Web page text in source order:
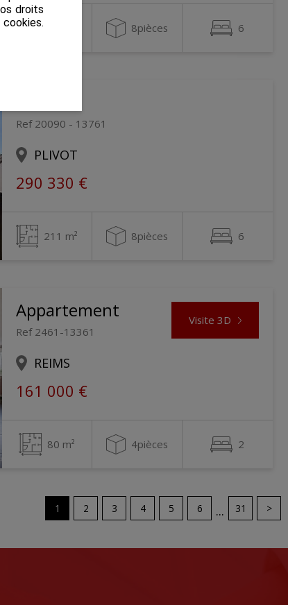
8pièces 6
Ref 20090 - 13761
PLIVOT
290 330 €
211 m² 8pièces 6
Appartement
Ref 2461-13361
Visite 3D
REIMS
161 000 €
80 m² 4pièces 2
1 2 3 4 5 6 ... 31 >
droits
.